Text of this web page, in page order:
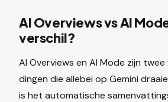
AI Overviews vs AI
verschil?
AI Overviews en AI Mode zijn
dingen die allebei op Gemini
is het automatische